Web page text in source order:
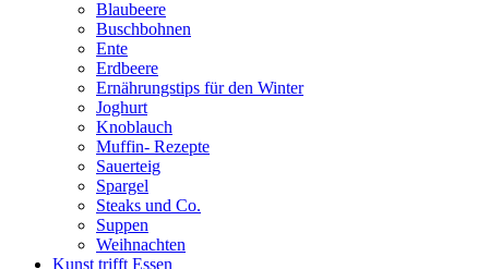
Blaubeere
Buschbohnen
Ente
Erdbeere
Ernährungstips für den Winter
Joghurt
Knoblauch
Muffin- Rezepte
Sauerteig
Spargel
Steaks und Co.
Suppen
Weihnachten
Kunst trifft Essen